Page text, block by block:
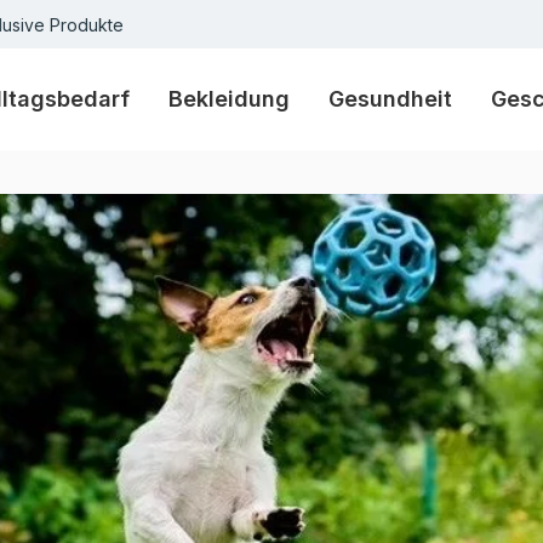
Produkte
Bekleidung Gesundheit